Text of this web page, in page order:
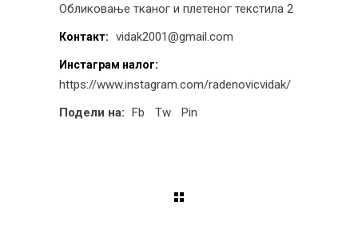
Обликовање тканог и плетеног текстила 2
Контакт: vidak2001@gmail.com
Инстаграм налог:
https://www.instagram.com/radenovicvidak/
Подели на: Fb Tw Pin